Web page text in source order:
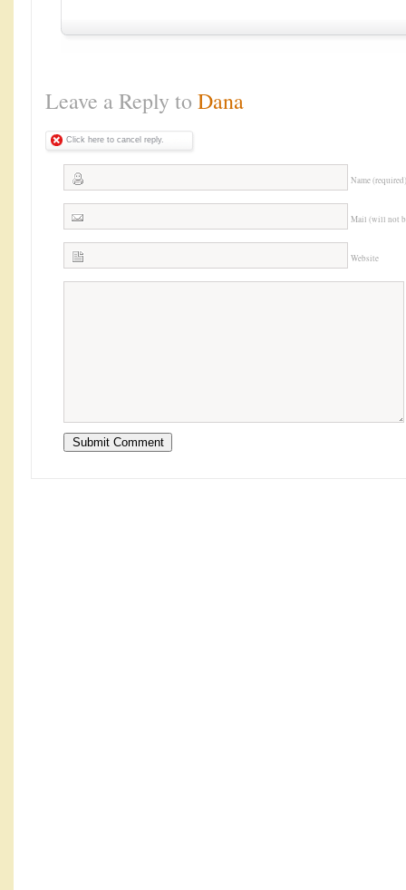
Leave a Reply to Dana
Click here to cancel reply.
Name (required)
Mail (will not
Website